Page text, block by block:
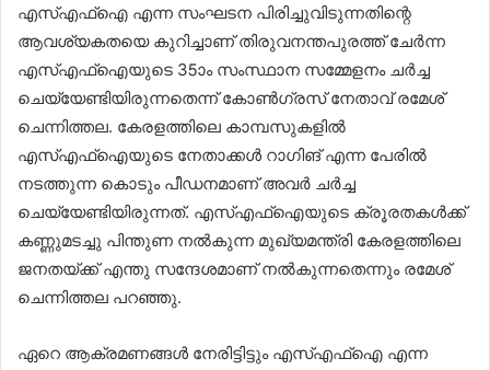
എസ്എഫ്ഐ എന്ന സംഘടന പിരിച്ചുവിടുന്നതിന്റെ
ആവശ്യകതയെ കുറിച്ചാണ് തിരുവനന്തപുരത്ത് ചേര്‍ന്ന
എസ്എഫ്ഐയുടെ 35ാം സംസ്ഥാന സമ്മേളനം ചര്‍ച്ച
ചെയ്യേണ്ടിയിരുന്നതെന്ന് കോണ്‍ഗ്രസ് നേതാവ് രമേശ്
ചെന്നിത്തല. കേരളത്തിലെ കാമ്പസുകളില്‍
എസ്എഫ്ഐയുടെ നേതാക്കള്‍ റാഗിങ് എന്ന പേരില്‍
നടത്തുന്ന കൊടും പീഡനമാണ് അവര്‍ ചര്‍ച്ച
ചെയ്യേണ്ടിയിരുന്നത്. എസ്എഫ്ഐയുടെ ക്രൂരതകള്‍ക്ക്
കണ്ണുമടച്ചു പിന്തുണ നല്‍കുന്ന മുഖ്യമന്ത്രി കേരളത്തിലെ
ജനതയ്ക്ക് എന്തു സന്ദേശമാണ് നല്‍കുന്നതെന്നും രമേശ്
ചെന്നിത്തല പറഞ്ഞു.
ഏറെ ആക്രമണങ്ങള്‍ നേരിട്ടിട്ടും എസ്എഫ്‌ഐ എന്ന